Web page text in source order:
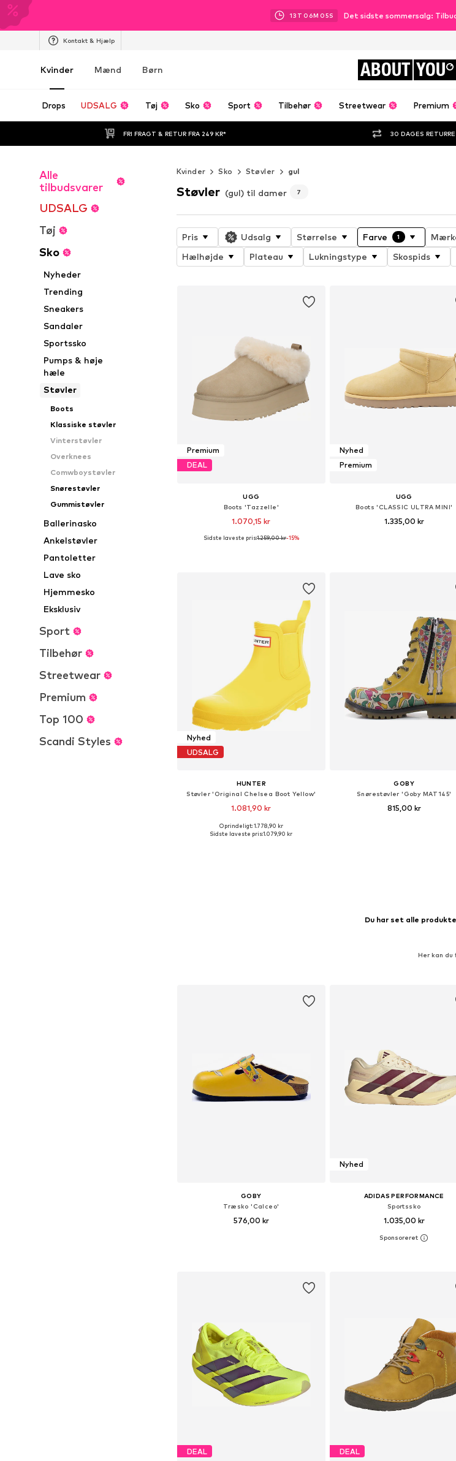
13 T 06M 04S Det sidste sommersalg:
Kontakt & Hjælp
Kvinder Mænd Børn ABOUT YOU
Drops UDSALG Tøj Sko Sport Tilbehør Streetwear Premium
FRI FRAGT & RETUR FRA 249 KR* 30 DAGES
Alle
tilbudsvarer
UDSALG
Tøj
Sko
Nyheder
Trending
Sneakers
Sandaler
Sportssko
Pumps & høje
hæle
Støvler
Boots
Klassiske støvler
Vinterstøvler
Overknees
Comwboystøvler
Snørestøvler
Gummistøvler
Ballerinasko
Ankelstøvler
Pantoletter
Lave sko
Hjemmesko
Eksklusiv
Sport
Tilbehør
Streetwear
Premium
Top 100
Scandi Styles
Kvinder Sko Støvler gul
Støvler (gul) til damer 7
Pris Udsalg Størrelse Farve 1
Hælhøjde
Plateau Lukningstype Skospids
Premium
DEAL
UGG
Boots 'Tazzelle'
1.070,15 kr
Fås i mange størrelser
Sidste laveste pris:1.259,00 kr-15%
Nyhed
Premium
UGG
Boots 'CLASSIC ULTRA MINI'
1.335,00 kr
Nyhed
UDSALG
HUNTER
Støvler 'Original Chelsea Boot Yellow'
1.081,90 kr
Oprindeligt: 1.778,90 kr
Sidste laveste pris:1.079,90 kr
GOBY
Snørestøvler 'Goby MAT145'
815,00 kr
Du har set alle
Her kan du
GOBY
Træsko 'Calceo'
576,00 kr
Nyhed
ADIDAS PERFORMANCE
Sportssko
1.035,00 kr
+1
Fås i mange størrelser
DEAL DEAL